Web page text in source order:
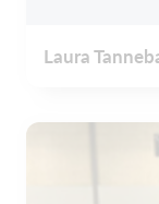
Laura